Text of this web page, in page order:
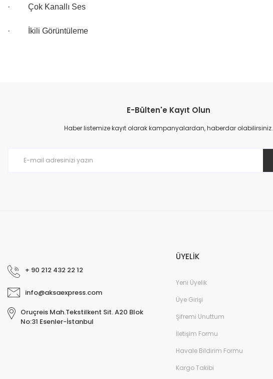
· Çok Kanallı Ses
· İkili Görüntüleme
Ürün resmi kalitesiz, bozuk veya görüntülenemiyor.
Ürün açıklamasında eksik bilgiler bulunuyor.
E-Bülten'e Kayıt Olun
Haber listemize kayıt olarak kampanyalardan, haberdar olabilirsiniz.
+ 90 212 432 22 12
info@aksaexpress.com
Oruçreis Mah.Tekstilkent Sit. A20 Blok
No:31 Esenler-İstanbul
ÜYELİK
Yeni Üyelik
Üye Girişi
Şifremi Unuttum
İletişim Formu
Havale Bildirim Formu
Kargo Takibi